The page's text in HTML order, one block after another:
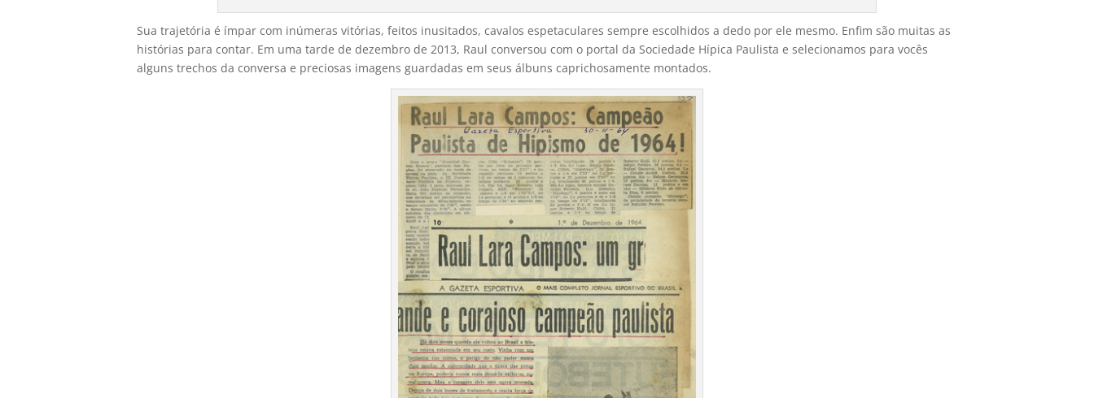
Sua trajetória é ímpar com inúmeras vitórias, feitos inusitados, cavalos espetaculares sempre escolhidos a dedo por ele mesmo. Enfim são muitas as
histórias para contar. Em uma tarde de dezembro de 2013, Raul conversou com o portal da Sociedade Hípica Paulista e selecionamos para vocês
alguns trechos da conversa e preciosas imagens guardadas em seus álbuns caprichosamente montados.